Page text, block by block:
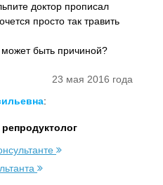
доктор прописал
просто так травить
может быть причиной?
23 мая 2016 года
: